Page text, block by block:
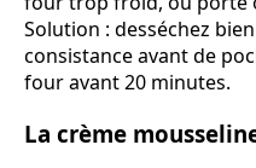
Solution : desséchez
consistance avant de
four avant 20 minutes.
La crème